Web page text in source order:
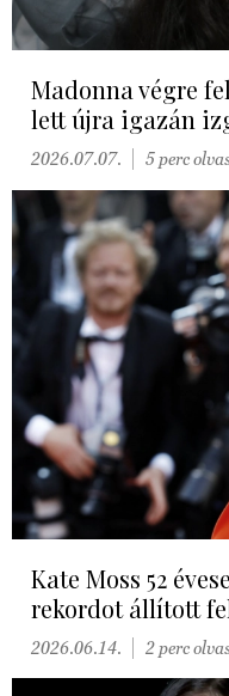
Madonna végre
lett újra igazán
2026.07.07. 5 perc
Kate Moss 52
rekordot állított
2026.06.14. 2 perc